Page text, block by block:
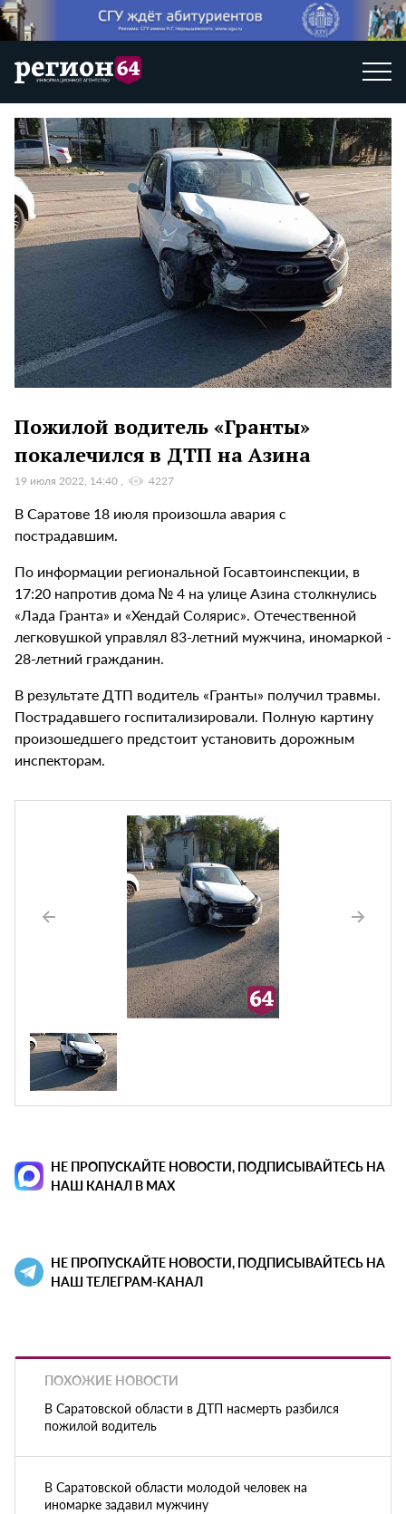
Пожилой водитель «Гранты»
покалечился в ДТП на Азина
19 июля 2022, 14:40 4227
В Саратове 18 июля произошла авария с
пострадавшим.
По информации региональной Госавтоинспекции, в
17:20 напротив дома № 4 на улице Азина столкнулись
«Лада Гранта» и «Хендай Солярис». Отечественной
легковушкой управлял 83-летний мужчина, иномаркой -
28-летний гражданин.
В результате ДТП водитель «Гранты» получил травмы.
Пострадавшего госпитализировали. Полную картину
произошедшего предстоит установить дорожным
инспекторам.
НЕ ПРОПУСКАЙТЕ НОВОСТИ, ПОДПИСЫВАЙТЕСЬ НА
НАШ КАНАЛ В MAX
НЕ ПРОПУСКАЙТЕ НОВОСТИ, ПОДПИСЫВАЙТЕСЬ НА
НАШ ТЕЛЕГРАМ-КАНАЛ
ПОХОЖИЕ НОВОСТИ
В Саратовской области в ДТП насмерть разбился
пожилой водитель
В Саратовской области молодой человек на
иномарке задавил мужчину